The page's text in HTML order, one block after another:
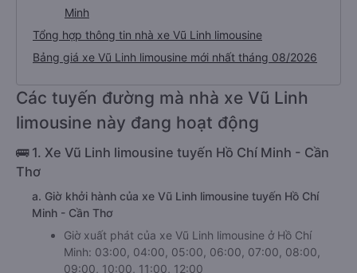
Minh
Tổng hợp thông tin nhà xe Vũ Linh limousine
Bảng giá xe Vũ Linh limousine mới nhất tháng 08/2026
Các tuyến đường mà nhà xe Vũ Linh
limousine này đang hoạt động
🚌 1. Xe Vũ Linh limousine tuyến Hồ Chí Minh - Cần
Thơ
a. Giờ khởi hành của xe Vũ Linh limousine tuyến Hồ Chí
Minh - Cần Thơ
Giờ xuất phát của xe Vũ Linh limousine ở Hồ Chí
Minh: 03:00, 04:00, 05:00, 06:00, 07:00, 08:00,
09:00, 10:00, 11:00, 12:00